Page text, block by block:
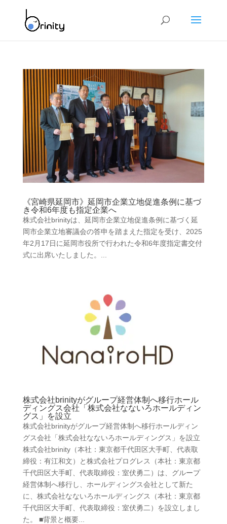
《宮崎県延岡市》延岡市企業立地促進条例に基づ
き令和6年度も指定企業へ
株式会社brinityは、延岡市企業立地促進条例に基づく延
岡市企業立地審議会の答申を踏まえた指定を受け、2025
年2月17日に延岡市役所で行われた令和6年度指定書交付
式に出席いたしました。...
株式会社brinityがグループ経営体制へ移行ホール
ディングス会社「株式会社なないろホールディン
グス」を設立
株式会社brinityがグループ経営体制へ移行ホールディン
グス会社「株式会社なないろホールディングス」を設立
株式会社brinity（本社：東京都千代田区大手町、代表取
締役：有江和文）と株式会社プログレス（本社：東京都
千代田区大手町、代表取締役：室伏勇二）は、グループ
経営体制へ移行し、ホールディングス会社として新た
に、株式会社なないろホールディングス（本社：東京都
千代田区大手町、代表取締役：室伏勇二）を設立しまし
た。 ■背景と概要...